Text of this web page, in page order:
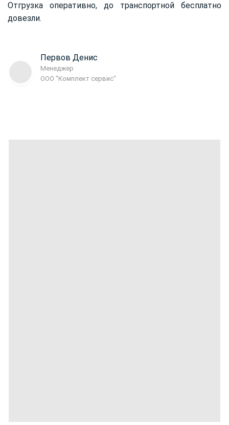
Отгрузка оперативно, до транспортной бесплатно
довезли.
Первов Денис
Менеджер
ООО "Комплект сервис"